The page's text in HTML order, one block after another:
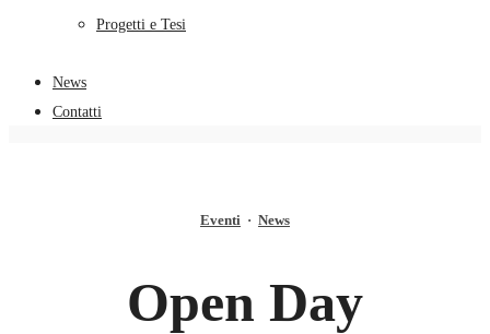
Progetti e Tesi
News
Contatti
Eventi · News
Open Day